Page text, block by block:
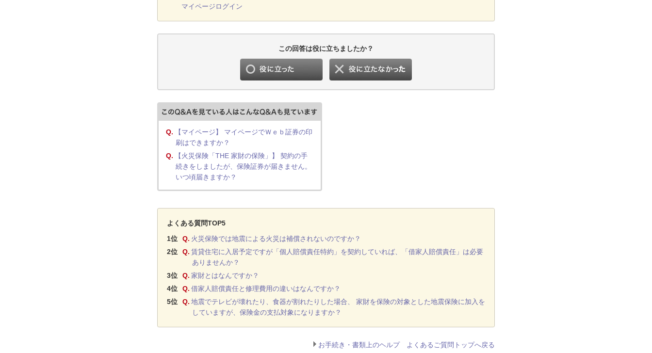
マイページログイン
この回答は役に立ちましたか？
Q.
【マイページ】 マイページでＷｅｂ証券の印
刷はできますか？
Q.
【火災保険「THE 家財の保険」】 契約の手
続きをしましたが、保険証券が届きません。
いつ頃届きますか？
よくある質問TOP5
1位
Q. 火災保険では地震による火災は補償されないのですか？
2位
Q. 賃貸住宅に入居予定ですが「個人賠償責任特約」を契約していれば、「借家人賠償責任」は必要
ありませんか？
3位
Q. 家財とはなんですか？
4位
Q. 借家人賠償責任と修理費用の違いはなんですか？
5位
Q. 地震でテレビが壊れたり、食器が割れたりした場合、 家財を保険の対象とした地震保険に加入を
していますが、保険金の支払対象になりますか？
お手続き・書類上のヘルプ よくあるご質問トップへ戻る